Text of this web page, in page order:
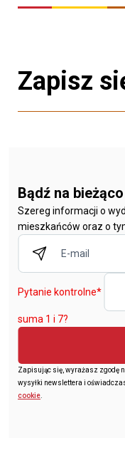
Zapisz
Bądź na
Szereg informacji o
mieszkańców oraz o
Pytanie kontrolne*
suma 1 i 7?
Zapisując się, wyrażasz zgodę
wysyłki newslettera i
cookie.